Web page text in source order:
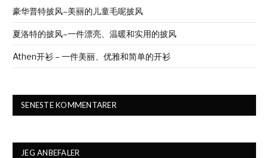
豪华普特披风–美丽的儿童毛呢披风
夏洛特的披风–一件漂亮、温暖和实用的披风
Athen开衫 – 一件美丽、优雅和简单的开衫
SENESTE KOMMENTARER
JEG ANBEFALER